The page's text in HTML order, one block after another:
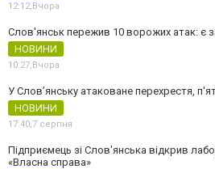
12:12,Вчора
Слов'янськ пережив 10 ворожих атак: є
НОВИНИ
10:27,Вчора
У Слов’янську атаковане перехрестя,
НОВИНИ
17:40,7 серпня
Підприємець зі Слов'янська відкрив
«Власна справа»